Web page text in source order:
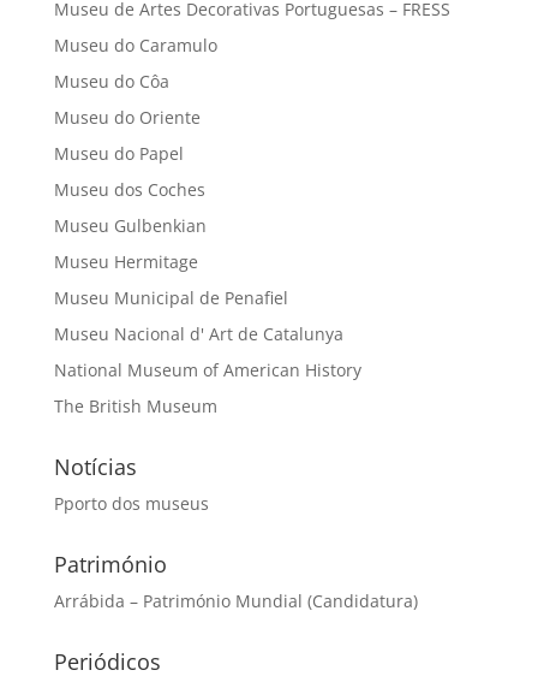
Museu de Artes Decorativas Portuguesas – FRESS
Museu do Caramulo
Museu do Côa
Museu do Oriente
Museu do Papel
Museu dos Coches
Museu Gulbenkian
Museu Hermitage
Museu Municipal de Penafiel
Museu Nacional d' Art de Catalunya
National Museum of American History
The British Museum
Notícias
Pporto dos museus
Património
Arrábida – Património Mundial (Candidatura)
Periódicos